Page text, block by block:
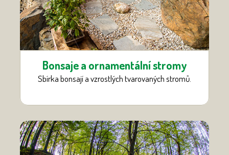
Bonsaje a ornamentální stromy
Sbírka bonsají a vzrostlých tvarovaných stromů.